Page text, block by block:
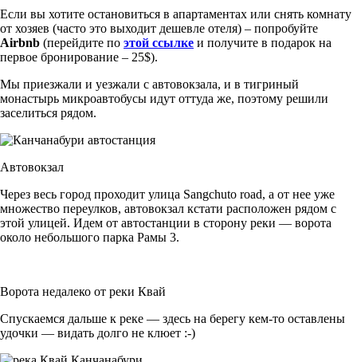
Если вы хотите остановиться в апартаментах или снять комнату
от хозяев (часто это выходит дешевле отеля) – попробуйте
Airbnb (перейдите по этой ссылке и получите в подарок на
первое бронирование – 25$).
Мы приезжали и уезжали с автовокзала, и в тигриный
монастырь микроавтобусы идут оттуда же, поэтому решили
заселиться рядом.
Автовокзал
Через весь город проходит улица Sangchuto road, а от нее уже
множество переулков, автовокзал кстати расположен рядом с
этой улицей. Идем от автостанции в сторону реки — ворота
около небольшого парка Рамы 3.
Ворота недалеко от реки Квай
Спускаемcя дальше к реке — здесь на берегу кем-то оставлены
удочки — видать долго не клюет :-)